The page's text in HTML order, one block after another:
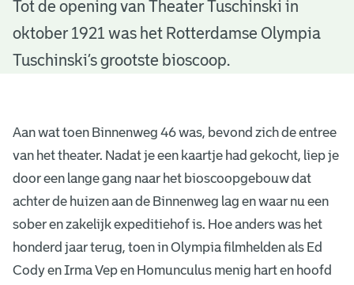
O
p
a
Tot de opening van Theater Tuschinski in
oktober 1921 was het Rotterdamse Olympia
Tuschinski’s grootste bioscoop.
Aan wat toen Binnenweg 46 was, bevond zich de entree
van het theater. Nadat je een kaartje had gekocht, liep je
door een lange gang naar het bioscoopgebouw dat
achter de huizen aan de Binnenweg lag en waar nu een
sober en zakelijk expeditiehof is. Hoe anders was het
honderd jaar terug, toen in Olympia filmhelden als Ed
Cody en Irma Vep en Homunculus menig hart en hoofd